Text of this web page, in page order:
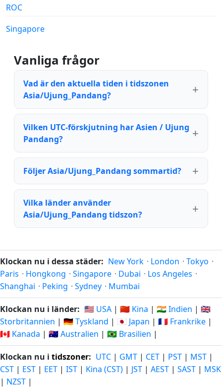
ROC
Singapore
Vanliga frågor
Vad är den aktuella tiden i tidszonen
Asia/Ujung_Pandang?
Vilken UTC-förskjutning har Asien / Ujung
Pandang?
Följer Asia/Ujung_Pandang sommartid?
Vilka länder använder
Asia/Ujung_Pandang tidszon?
Klockan nu i dessa städer: New York · London · Tokyo ·
Paris · Hongkong · Singapore · Dubai · Los Angeles ·
Shanghai · Peking · Sydney · Mumbai
Klockan nu i länder: 🇺🇸 USA | 🇨🇳 Kina | 🇮🇳 Indien | 🇬🇧
Storbritannien | 🇩🇪 Tyskland | 🇯🇵 Japan | 🇫🇷 Frankrike |
🇨🇦 Kanada | 🇦🇺 Australien | 🇧🇷 Brasilien |
Klockan nu i tidszoner: UTC | GMT | CET | PST | MST |
CST | EST | EET | IST | Kina (CST) | JST | AEST | SAST | MSK
| NZST |